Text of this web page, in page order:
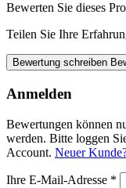
Bewerten Sie dieses
Teilen Sie Ihre
Bewertung schreiben
Anmelden
Bewertungen können
werden. Bitte loggen
Account. Neuer
Ihre E-Mail-Adresse *